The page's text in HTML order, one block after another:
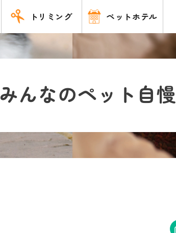
トリミング ペットホテル
みんなのペット自慢